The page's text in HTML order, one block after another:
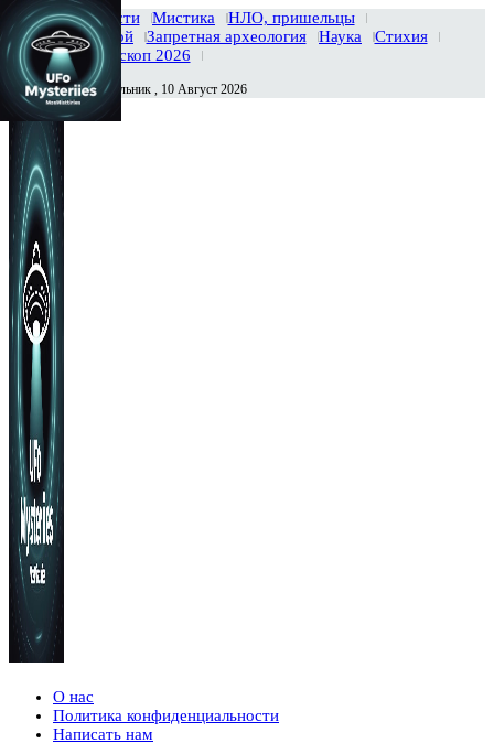
Главная Новости Мистика
НЛО, пришельцы
Тайны вселенной
Запретная археология Наука
Стихия
История
Гороскоп 2026
Сегодня Понедельник , 10 Август 2026
О нас
Политика конфиденциальности
Написать нам